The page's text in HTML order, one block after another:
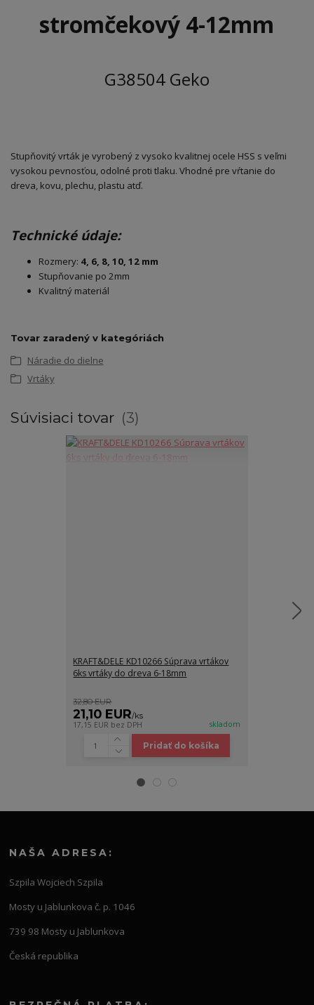
stromčekový 4-12mm
G38504 Geko
Stupňovitý vrták je vyrobený z vysoko kvalitnej ocele HSS s veľmi
vysokou pevnosťou, odolné proti tlaku. Vhodné pre vŕtanie do
dreva, kovu, plechu, plastu atď.
Technické údaje:
Rozmery: 4, 6, 8, 10, 12 mm
Stupňovanie po 2mm
Kvalitný materiál
Tovar zaradený v kategóriách
Náradie do dielne
Vrtáky
Súvisiaci tovar 3
KRAFT&DELE KD10266 Súprava vrtákov
6ks ​​vrtáky do dreva 6-18mm
32,80 EUR
21,10 EUR/ks
17,15 EUR bez DPH skladom
Pridať do košíka
NAŠA ADRESA:
Szpila Wojciech Szpila
Mosty u Jablunkova č. p. 1046
739 98 Mosty u Jablunkova
Česká republika